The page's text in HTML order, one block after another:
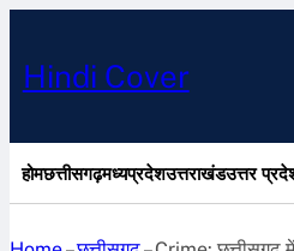
Hindi Cover
होमछत्तीसगढ़मध्यप्रदेशउत्तराखंडउत्तर